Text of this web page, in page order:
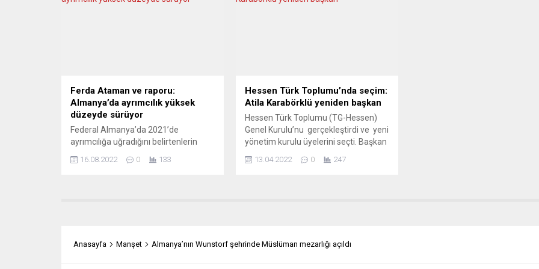
Ferda Ataman ve raporu:
Almanya’da ayrımcılık yüksek
düzeyde sürüyor
Federal Almanya’da 2021’de
ayrımcılığa uğradığını belirtenlerin
Federal Ayrımcılıkla Mücadele Dairesi
“cinsiyet, din, dünya görüşü, ırk, cinsel
16.08.2022 0 133
Hessen Türk Toplumu’nda seçim:
Atila Karabörklü yeniden başkan
Hessen Türk Toplumu (TG-Hessen)
Genel Kurulu’nu gerçekleştirdi ve yeni
yönetim kurulu üyelerini seçti. Başkan
gerçekleştirilen açılış konuşmasının
13.04.2022 0 247
Anasayfa Manşet Almanya’nın Wunstorf şehrinde Müslüman mezarlığı açıldı